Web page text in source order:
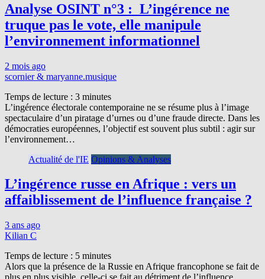
Analyse OSINT n°3 : L’ingérence ne
truque pas le vote, elle manipule
l’environnement informationnel
2 mois ago
scornier & maryanne.musique
Temps de lecture : 3 minutes
L’ingérence électorale contemporaine ne se résume plus à l’image
spectaculaire d’un piratage d’urnes ou d’une fraude directe. Dans les
démocraties européennes, l’objectif est souvent plus subtil : agir sur
l’environnement…
Actualité de l'IE Opinions & Analyses
L’ingérence russe en Afrique : vers un
affaiblissement de l’influence française ?
3 ans ago
Kilian C
Temps de lecture : 5 minutes
Alors que la présence de la Russie en Afrique francophone se fait de